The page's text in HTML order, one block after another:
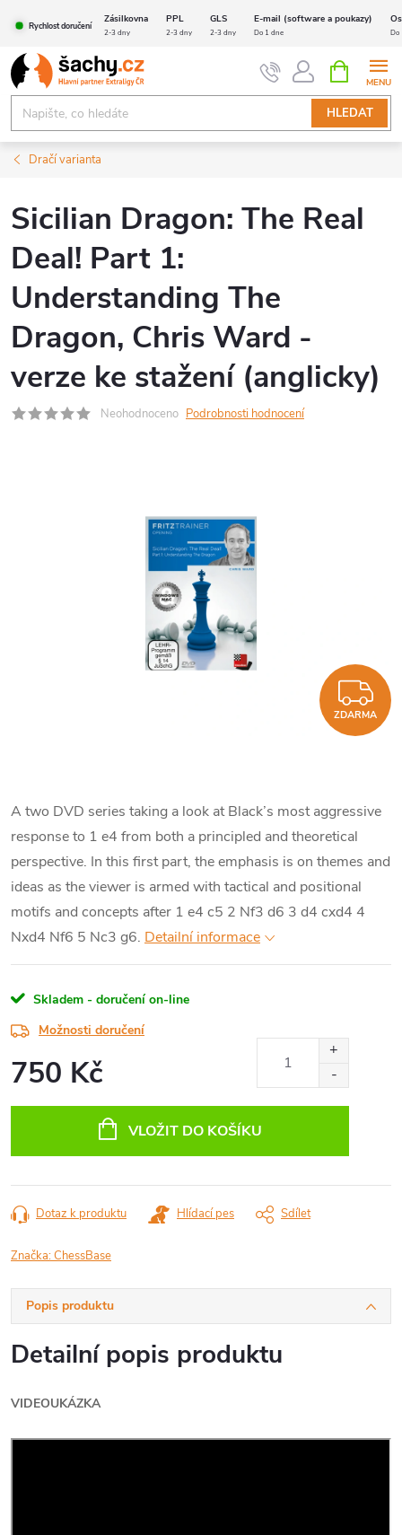
obsah
Rychlost doručení
Zásilkovna PPL GLS E-mail (software a poukazy)
2-3 dny 2-3 dny 2-3 dny Do 1 dne Do
HLEDAT
NÁKUPNÍ
KOŠÍK
Dračí varianta
Sicilian Dragon: The Real
Deal! Part 1:
Understanding The
Dragon, Chris Ward -
verze ke stažení (anglicky)
Neohodnoceno Podrobnosti hodnocení
ZDARMA
A two DVD series taking a look at Black’s most aggressive
response to 1 e4 from both a principled and theoretical
perspective. In this first part, the emphasis is on themes and
ideas as the viewer is armed with tactical and positional
motifs and concepts after 1 e4 c5 2 Nf3 d6 3 d4 cxd4 4
Nxd4 Nf6 5 Nc3 g6. Detailní informace
Skladem - doručení on-line
Možnosti doručení
750 Kč
VLOŽIT DO KOŠÍKU
Dotaz k produktu Hlídací pes Sdílet
Značka:ChessBase
Popis produktu
Detailní popis produktu
VIDEOUKÁZKA